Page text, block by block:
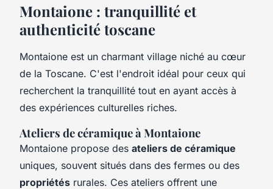
Montaione : tranquillité et
authenticité toscane
Montaione est un charmant village niché au cœur
de la Toscane. C'est l'endroit idéal pour ceux qui
recherchent la tranquillité tout en ayant accès à
des expériences culturelles riches.
Ateliers de céramique à Montaione
Montaione propose des ateliers de céramique
uniques, souvent situés dans des fermes ou des
propriétés rurales. Ces ateliers offrent une